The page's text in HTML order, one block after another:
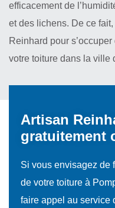
efficacement de
et des lichens. De ce
Reinhard pour
votre toiture dans la ville
Artisan
gratuitement
Si vous envisagez de
de votre toiture à
faire appel au service